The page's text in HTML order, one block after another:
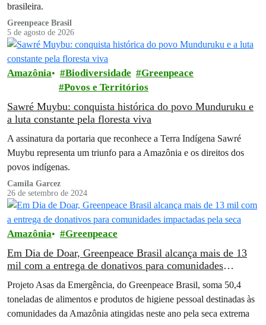
brasileira.
Greenpeace Brasil
5 de agosto de 2026
Amazônia Biodiversidade
Greenpeace
Povos e Territórios
Sawré Muybu: conquista histórica do povo Munduruku e
a luta constante pela floresta viva
A assinatura da portaria que reconhece a Terra Indígena Sawré
Muybu representa um triunfo para a Amazônia e os direitos dos
povos indígenas.
Camila Garcez
26 de setembro de 2024
Amazônia Greenpeace
Em Dia de Doar, Greenpeace Brasil alcança mais de 13
mil com a entrega de donativos para comunidades
impactadas pela seca
Projeto Asas da Emergência, do Greenpeace Brasil, soma 50,4
toneladas de alimentos e produtos de higiene pessoal destinadas às
comunidades da Amazônia atingidas neste ano pela seca extrema